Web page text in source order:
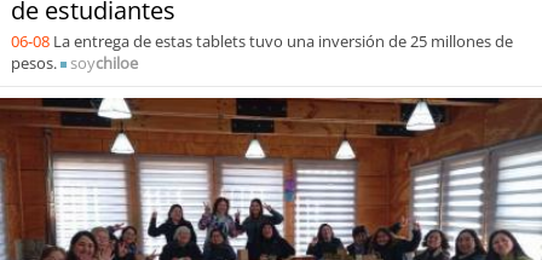
de estudiantes
06-08 La entrega de estas tablets tuvo una inversión de 25 millones de
pesos.
soychiloe